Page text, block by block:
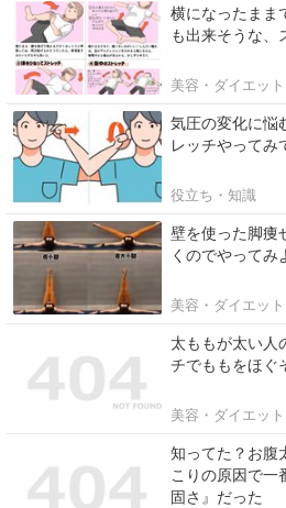
横になったまま
も出来そうな、
美容・ダイエット
気圧の変化に悩
レッチやってみ
役立ち・知識
壁を使った脚痩
くのでやってみ
美容・ダイエット
太ももが太い人
チでももをほぐ
美容・ダイエット
知ってた？お腹
こりの原因で一
固さ』だった